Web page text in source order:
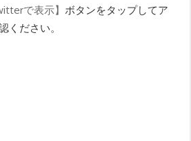
で表示】ボタンをタップしてア
ください。